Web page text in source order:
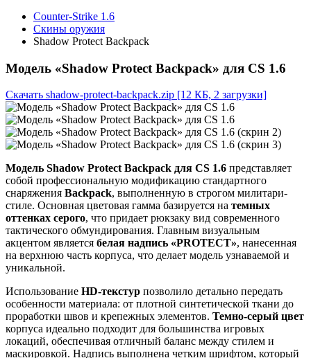
Counter-Strike 1.6
Скины оружия
Shadow Protect Backpack
Модель «Shadow Protect Backpack» для CS 1.6
Скачать shadow-protect-backpack.zip [12 КБ, 2 загрузки]
Модель Shadow Protect Backpack для CS 1.6 представляет
собой профессиональную модификацию стандартного
снаряжения Backpack, выполненную в строгом милитари-
стиле. Основная цветовая гамма базируется на темных
оттенках серого, что придает рюкзаку вид современного
тактического обмундирования. Главным визуальным
акцентом является белая надпись «PROTECT», нанесенная
на верхнюю часть корпуса, что делает модель узнаваемой и
уникальной.
Использование HD-текстур позволило детально передать
особенности материала: от плотной синтетической ткани до
проработки швов и крепежных элементов. Темно-серый цвет
корпуса идеально подходит для большинства игровых
локаций, обеспечивая отличный баланс между стилем и
маскировкой. Надпись выполнена четким шрифтом, который